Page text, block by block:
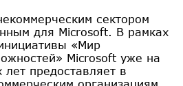
сектором
для Microsoft. В рамках
«Мир
Microsoft уже на
предоставляет в